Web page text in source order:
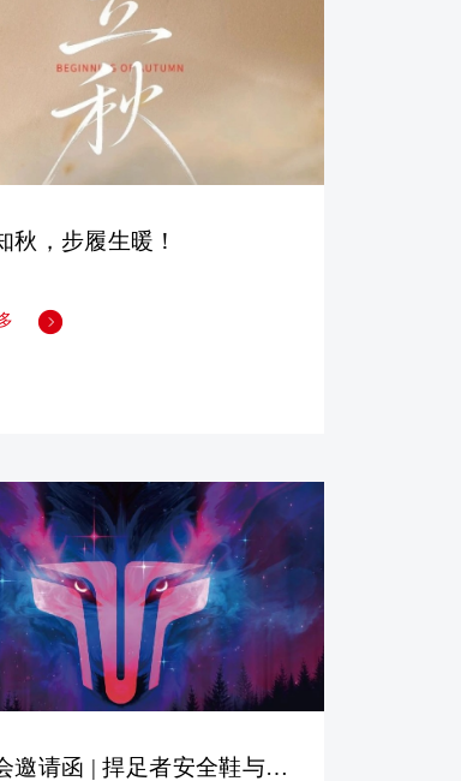
秋，步履生暖！
邀请函 | 捍足者安全鞋与您